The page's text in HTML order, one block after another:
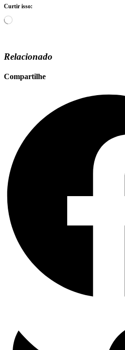
Curtir isso:
Relacionado
Compartilhe